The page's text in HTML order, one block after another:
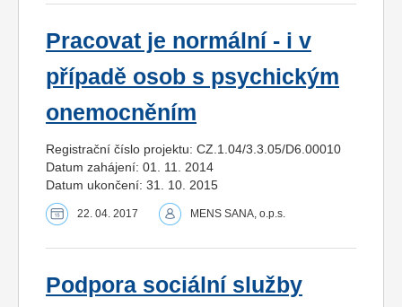
Pracovat je normální - i v
případě osob s psychickým
onemocněním
Registrační číslo projektu: CZ.1.04/3.3.05/D6.00010
Datum zahájení: 01. 11. 2014
Datum ukončení: 31. 10. 2015
22. 04. 2017 MENS SANA, o.p.s.
Podpora sociální služby